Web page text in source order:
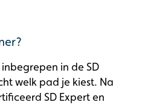
in de SD
welk pad je kiest. Na
SD Expert en